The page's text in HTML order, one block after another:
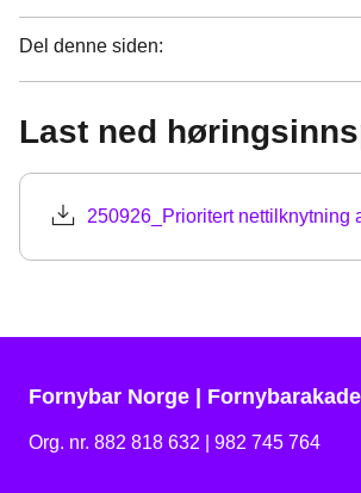
Del denne siden:
Last ned
Fornybar Norge |
Org. nr. 882 818 632 | 982 745 764